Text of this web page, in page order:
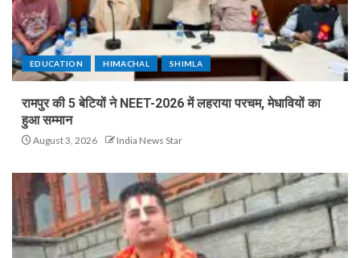
EDUCATION HIMACHAL SHIMLA
रामपुर की 5 बेटियों ने NEET-2026 में लहराया परचम, मेधावियों का
हुआ सम्मान
August 3, 2026 India News Star